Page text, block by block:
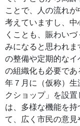
ことで、人の流れ
考えていますし、
くことも、賑わい
みになると思われ
の整備や定期的な
の組織化も必要で
年７月に（仮称）
クショップ」を設
は、多様な機能を
て、広く市民の意